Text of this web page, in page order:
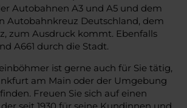
Autobahnen A3 und A5 und dem
Autobahnkreuz Deutschland, dem
zum Ausdruck kommt. Ebenfalls
A661 durch die Stadt.
ist gerne auch für Sie tätig,
am Main oder der Umgebung
Freuen Sie sich auf einen
seit 1930 für seine Kundinnen und